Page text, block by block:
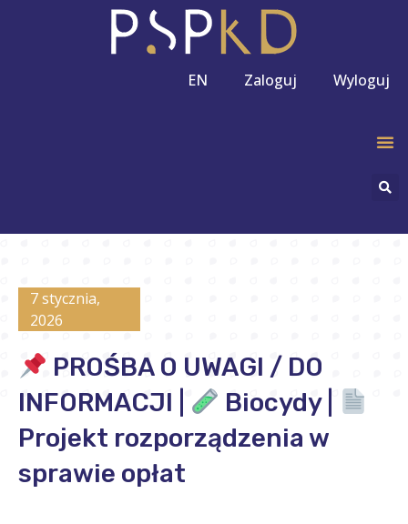
EN Zaloguj Wyloguj
7 stycznia,
2026
PROŚBA O UWAGI / DO
INFORMACJI |
Biocydy |
Projekt rozporządzenia w
sprawie opłat